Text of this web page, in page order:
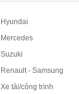
Hyundai
Mercedes
Suzuki
Renault - Samsung
Xe tải/công trình